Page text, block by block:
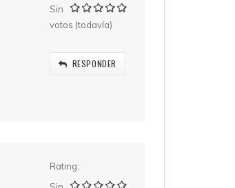
Sin
votos (todavía)
RESPONDER
Rating: